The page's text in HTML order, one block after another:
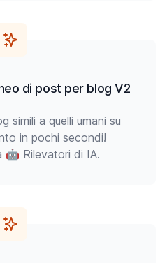
di post per blog V2
simili a quelli umani su
in pochi secondi!
🤖 Rilevatori di IA.